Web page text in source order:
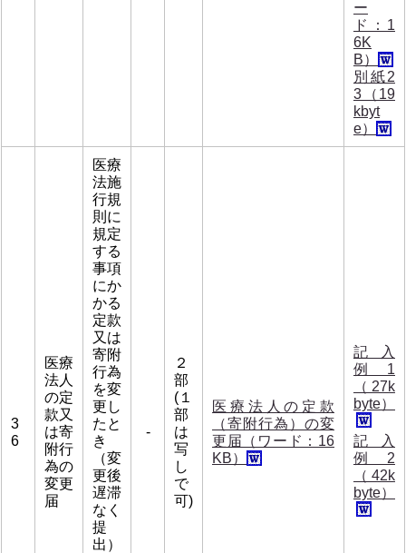
ー
ド：1
6K
B）
別紙2
3（19
kbyt
e）
3
6
医療
法人
の定
款又
は寄
附行
為の
変更
届
医療
法施
行規
則に
規定
する
事項
にか
かる
定款
又は
寄附
行為
を変
更し
たと
き
（変
更後
遅滞
なく
提
出）
-
２
部
(１
部
は
写
し
で
可)
医療法人の定款
（寄附行為）の変
更届（ワード：16
KB）
記入
例1
（27k
byte）
記入
例2
（42k
byte）